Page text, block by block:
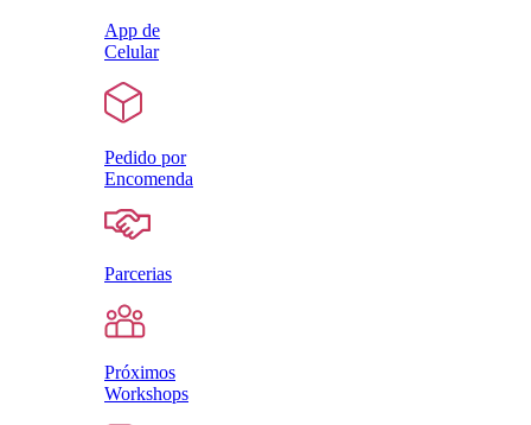
App de
Celular
Pedido por
Encomenda
Parcerias
Próximos
Workshops